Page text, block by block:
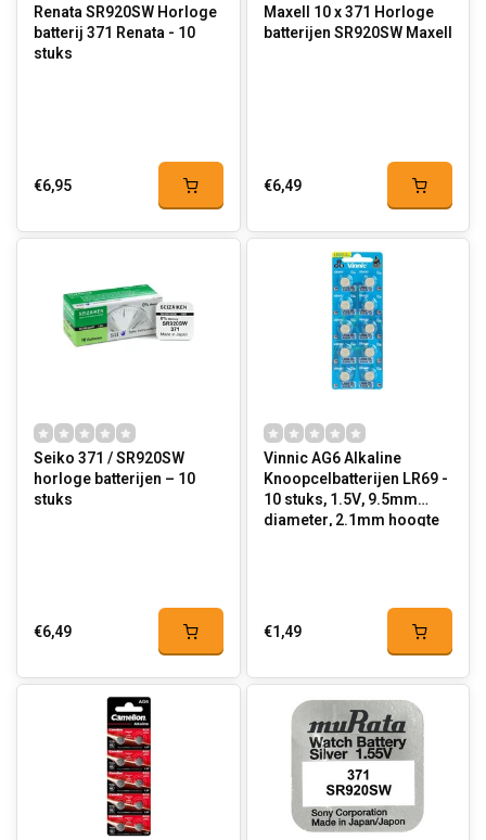
Renata SR920SW Horloge
batterij 371 Renata - 10
stuks
€6,95
Maxell 10 x 371 Horloge
batterijen SR920SW Maxell
€6,49
Seiko 371 / SR920SW
horloge batterijen – 10
stuks
€6,49
Vinnic AG6 Alkaline
Knoopcelbatterijen LR69 -
10 stuks, 1.5V, 9.5mm
diameter, 2.1mm hoogte
€1,49